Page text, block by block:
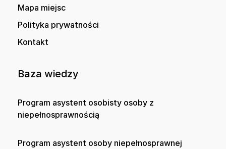
Mapa miejsc
Polityka prywatności
Kontakt
Baza wiedzy
Program asystent osobisty osoby z
niepełnosprawnością
Program asystent osoby niepełnosprawnej